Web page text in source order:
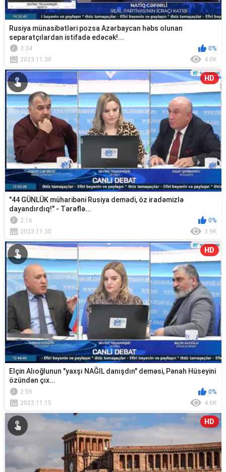
Rusiya münasibətləri pozsa Azərbaycan həbs olunan
separatçılardan istifadə edəcək!...
3:34
0%
2023.11.30
4.0K
HD
"44 GÜNLÜK müharibəni Rusiya demədi, öz iradəmizlə
dayandırdıq!" - Tərəflə...
2:16
0%
2023.11.30
3.9K
HD
Elçin Alıoğlunun "yaxşı NAĞIL danışdın" deməsi, Pənah Hüseyini
özündən çıx...
2:59
0%
2023.11.15
4.6K
HD